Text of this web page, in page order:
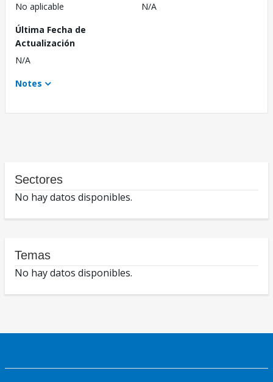
No aplicable
N/A
Última Fecha de
Actualización
N/A
Notes
Sectores
No hay datos disponibles.
Temas
No hay datos disponibles.